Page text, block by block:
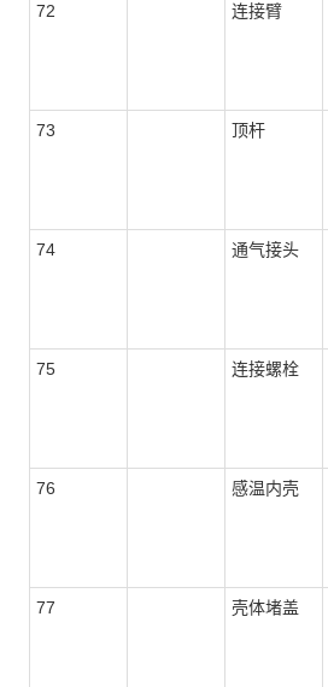
72 连接臂
73 顶杆
74 通气接头
75 连接螺栓
76 感温内壳
77 壳体堵盖